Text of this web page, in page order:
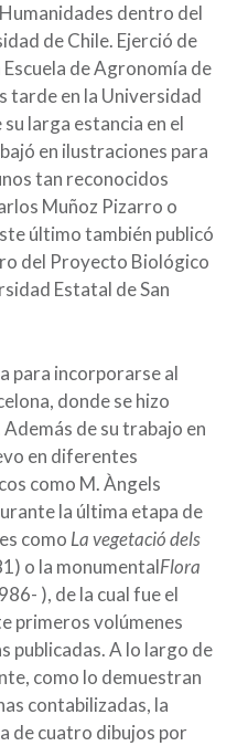
dentro del
de Chile. Ejerció de
de Agronomía de
tarde en la Universidad
larga estancia en el
en ilustraciones para
tan reconocidos
Muñoz Pizarro o
último también publicó
del Proyecto Biológico
Estatal de San
para incorporarse al
donde se hizo
de su trabajo en
en diferentes
como M. Àngels
la última etapa de
como La vegetació dels
o la monumentalFlora
), de la cual fue el
primeros volúmenes
publicadas. A lo largo de
como lo demuestran
contabilizadas, la
de cuatro dibujos por